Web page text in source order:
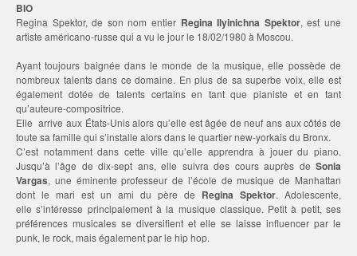
BIO
Regina Spektor, de son nom entier Regina Ilyinichna Spektor, est une
artiste américano-russe qui a vu le jour le 18/02/1980 à Moscou.
Ayant toujours baignée dans le monde de la musique, elle possède de
nombreux talents dans ce domaine. En plus de sa superbe voix, elle est
également dotée de talents certains en tant que pianiste et en tant
qu’auteure-compositrice.
Elle arrive aux États-Unis alors qu’elle est âgée de neuf ans aux côtés de
toute sa famille qui s’installe alors dans le quartier new-yorkais du Bronx.
C’est notamment dans cette ville qu’elle apprendra à jouer du piano.
Jusqu’à l’âge de dix-sept ans, elle suivra des cours auprès de Sonia
Vargas, une éminente professeur de l’école de musique de Manhattan
dont le mari est un ami du père de Regina Spektor. Adolescente,
elle s’intéresse principalement à la musique classique. Petit à petit, ses
préférences musicales se diversifient et elle se laisse influencer par le
punk, le rock, mais également par le hip hop.